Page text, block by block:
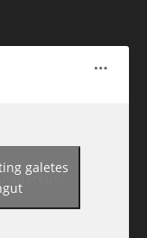
galetes